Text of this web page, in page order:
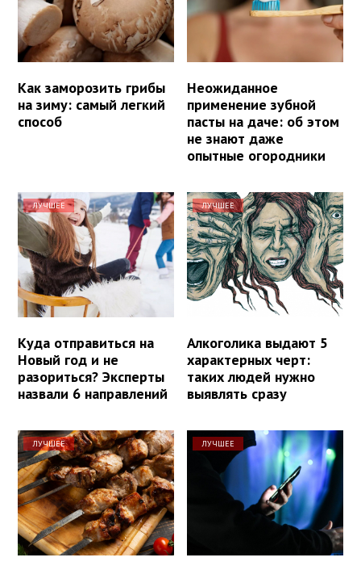
Как заморозить грибы
на зиму: самый легкий
способ
Неожиданное
применение зубной
пасты на даче: об этом
не знают даже
опытные огородники
ЛУЧШЕЕ
Куда отправиться на
Новый год и не
разориться? Эксперты
назвали 6 направлений
ЛУЧШЕЕ
Алкоголика выдают 5
характерных черт:
таких людей нужно
выявлять сразу
ЛУЧШЕЕ ЛУЧШЕЕ